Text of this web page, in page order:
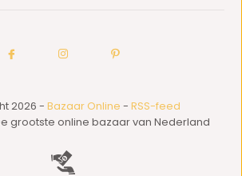
2026 - Bazaar Online - RSS-feed
grootste online bazaar van Nederland